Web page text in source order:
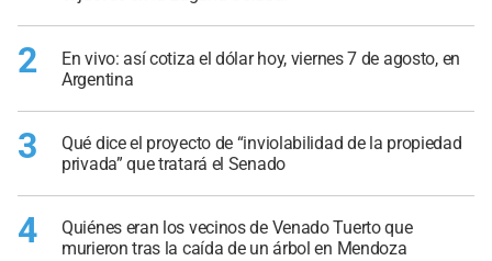
2
En vivo: así cotiza el dólar hoy, viernes 7 de agosto, en
Argentina
3
Qué dice el proyecto de “inviolabilidad de la propiedad
privada” que tratará el Senado
4
Quiénes eran los vecinos de Venado Tuerto que
murieron tras la caída de un árbol en Mendoza